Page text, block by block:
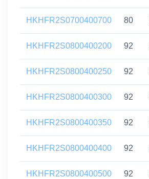
HKHFR2S0700400700 80
HKHFR2S0800400200 92
HKHFR2S0800400250 92
HKHFR2S0800400300 92
HKHFR2S0800400350 92
HKHFR2S0800400400 92
HKHFR2S0800400500 92